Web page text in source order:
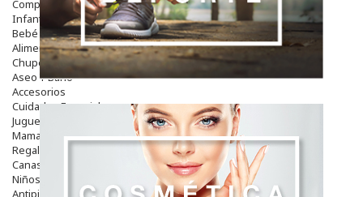
Complementos
Infantil
Bebé
Alimentación Y Complementos
Chupetes Y Mordedores
Aseo Y Baño
Accesorios
Cuidados Especiales
Juguetes
Mama
Regalos
Canastilla
Niños
Antipiojos